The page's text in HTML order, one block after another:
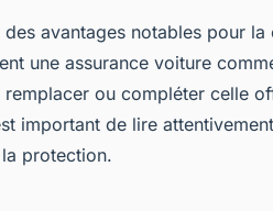
avantages notables pour la
une assurance voiture
ou compléter celle
important de lire
protection.